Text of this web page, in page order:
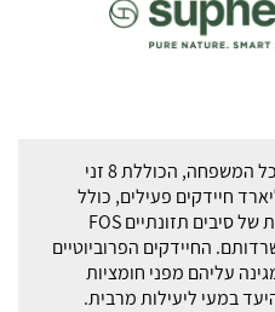
ביו דופילוס + היא פרוביוטיקה לכל המשפחה, הכוללת 8 זני
במינון של לפחות 6 מיליארד חיידקים פעילים, כולל
החיידק הנחקר ל. רוטרי ובתוספת של סיבים תזונתיים FOS
החיידקים הפרוביוטיים
עליהם מפני חומציות
במעי ליעילות מרבית.